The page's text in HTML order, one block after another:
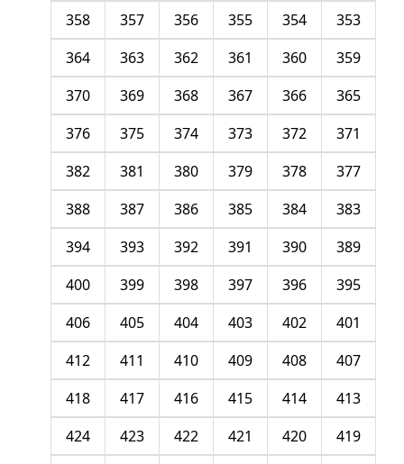
353
354
355
356
357
358
359
360
361
362
363
364
365
366
367
368
369
370
371
372
373
374
375
376
377
378
379
380
381
382
383
384
385
386
387
388
389
390
391
392
393
394
395
396
397
398
399
400
401
402
403
404
405
406
407
408
409
410
411
412
413
414
415
416
417
418
419
420
421
422
423
424